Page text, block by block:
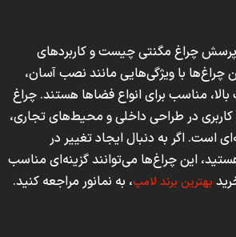
پرسش چراغ مگنتی چیست و کاربردهای
چراغ‌ها با ویژگی‌هایی مانند نصب آسان،
مناسب برای انواع فضاها هستند. چراغ
کاربری در طراحی داخلی و محیط‌های تجاری،
است. اگر به دنبال ایجاد تغییر در
این چراغ‌ها می‌توانند گزینه‌ای مناسب
بهترین برند لامپ، به نمانور مراجعه کنید.